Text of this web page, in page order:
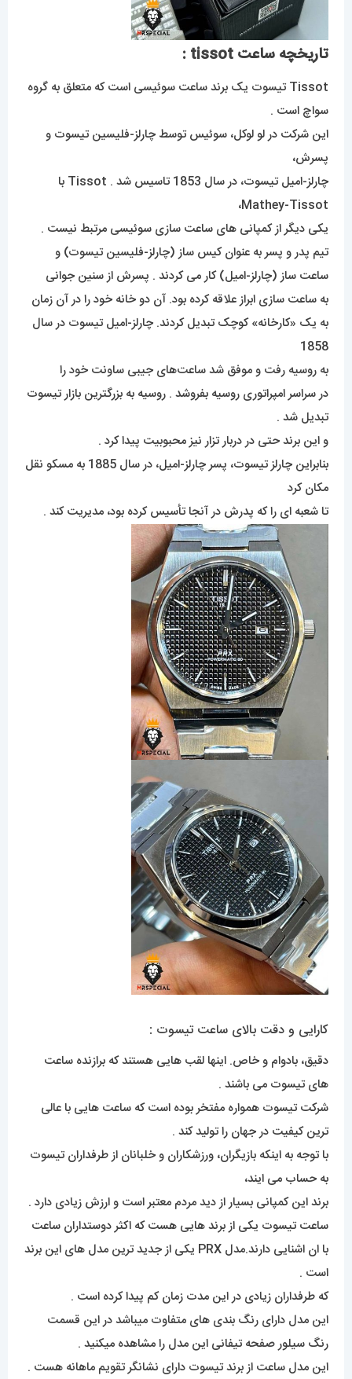
تاریخچه ساعت tissot :
Tissot تیسوت یک برند ساعت سوئیسی است که متعلق به گروه
سواچ است .
این شرکت در لو لوکل، سوئیس توسط چارلز-فلیسین تیسوت و
پسرش،
چارلز-امیل تیسوت، در سال 1853 تاسیس شد . Tissot با
Mathey-Tissot،
یکی دیگر از کمپانی های ساعت سازی سوئیسی مرتبط نیست .
تیم پدر و پسر به عنوان کیس ساز (چارلز-فلیسین تیسوت) و
ساعت ساز (چارلز-امیل) کار می کردند . پسرش از سنین جوانی
به ساعت سازی ابراز علاقه کرده بود. آن دو خانه خود را در آن زمان
به یک «کارخانه» کوچک تبدیل کردند. چارلز-امیل تیسوت در سال
1858
به روسیه رفت و موفق شد ساعت‌های جیبی ساونت خود را
در سراسر امپراتوری روسیه بفروشد . روسیه به بزرگترین بازار تیسوت
تبدیل شد .
و این برند حتی در دربار تزار نیز محبوبیت پیدا کرد .
بنابراین چارلز تیسوت، پسر چارلز-امیل، در سال 1885 به مسکو نقل
مکان کرد
تا شعبه ای را که پدرش در آنجا تأسیس کرده بود، مدیریت کند .
کارایی و دقت بالای ساعت تیسوت :
دقیق، بادوام و خاص. اینها لقب هایی هستند که برازنده ساعت
های تیسوت می باشند .
شرکت تیسوت همواره مفتخر بوده است که ساعت هایی با عالی
ترین کیفیت در جهان را تولید کند .
با توجه به اینکه بازیگران، ورزشکاران و خلبانان از طرفداران تیسوت
به حساب می ایند،
برند این کمپانی بسیار از دید مردم معتبر است و ارزش زیادی دارد .
ساعت تیسوت یکی از برند هایی هست که اکثر دوستداران ساعت
با ان اشنایی دارند.مدل PRX یکی از جدید ترین مدل های این برند
است .
که طرفداران زیادی در این مدت زمان کم پیدا کرده است .
این مدل دارای رنگ بندی های متفاوت میباشد در این قسمت
رنگ سیلور صفحه تیفانی این مدل را مشاهده میکنید .
این مدل ساعت از برند تیسوت دارای نشانگر تقویم ماهانه هست .